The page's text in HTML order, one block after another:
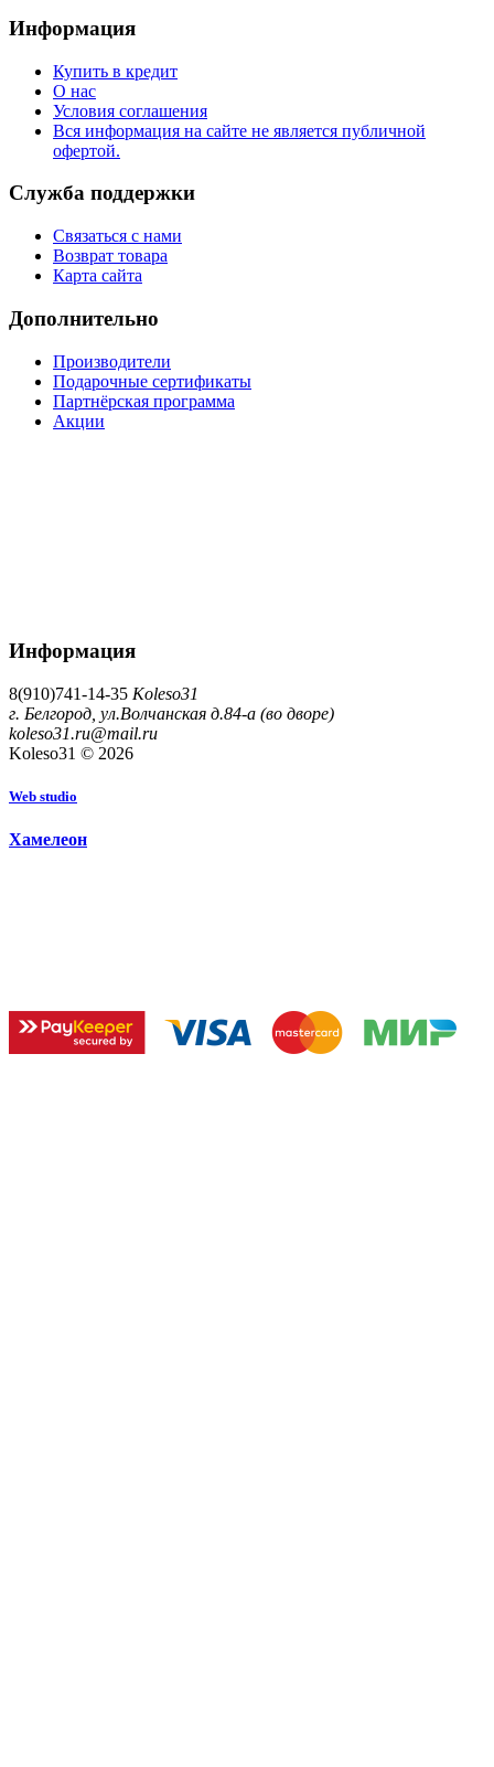
Информация
Купить в кредит
О нас
Условия соглашения
Вся информация на сайте не является публичной
офертой.
Служба поддержки
Связаться с нами
Возврат товара
Карта сайта
Дополнительно
Производители
Подарочные сертификаты
Партнёрская программа
Акции
Информация
8(910)741-14-35 Koleso31
г. Белгород, ул.Волчанская д.84-а (во дворе)
koleso31.ru@mail.ru
Koleso31 © 2026
Web studio
Хамелеон